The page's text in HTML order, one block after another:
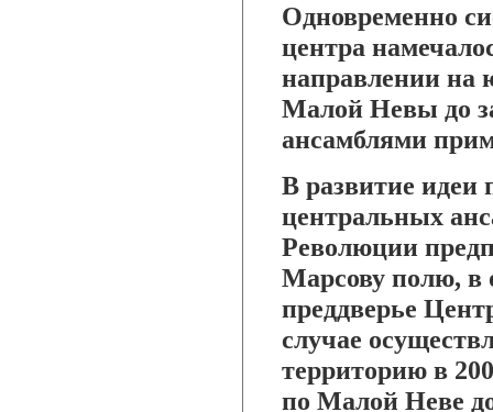
Одновременно
центра
направлении на
Малой Невы до
ансамблями
В развитие идеи
центральных
Революции
Марсову полю, в
преддверье
случае
территорию в
по Малой Неве